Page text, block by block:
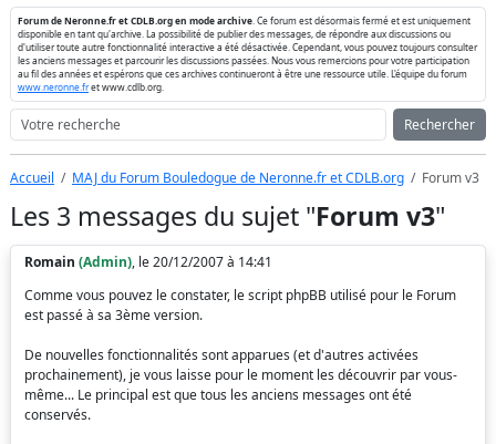
Forum de Neronne.fr et CDLB.org en mode archive . Ce forum est désormais fermé et est uniquement
disponible en tant qu'archive. La possibilité de publier des messages, de répondre aux discussions ou
d'utiliser toute autre fonctionnalité interactive a été désactivée. Cependant, vous pouvez toujours consulter
les anciens messages et parcourir les discussions passées. Nous vous remercions pour votre participation
au fil des années et espérons que ces archives continueront à être une ressource utile. L'équipe du forum
www.neronne.fret www.cdlb.org.
Rechercher
Accueil MAJ du Forum Bouledogue de Neronne.fr et CDLB.org Forum v3
Les 3 messages du sujet "Forum v3"
Romain (Admin), le 20/12/2007 à 14:41
Comme vous pouvez le constater, le script phpBB utilisé pour le Forum
est passé à sa 3ème version.
De nouvelles fonctionnalités sont apparues (et d'autres activées
prochainement), je vous laisse pour le moment les découvrir par vous-
même... Le principal est que tous les anciens messages ont été
conservés.